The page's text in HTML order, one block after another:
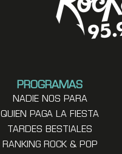
PROGRAMAS
NADIE NOS PARA
QUIEN PAGA LA FIESTA
TARDES BESTIALES
RANKING ROCK & POP